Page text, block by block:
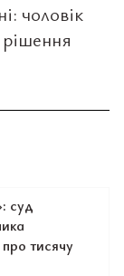
чоловік
суд
тисячу